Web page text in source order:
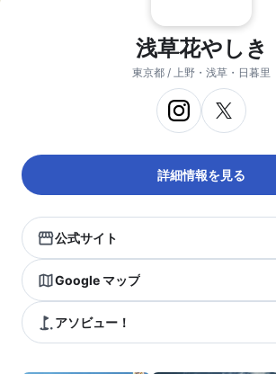
浅草花やしき
東京都 / 上野・浅草・日暮里
詳細情報を見る
公式サイト
Google マップ
アソビュー！